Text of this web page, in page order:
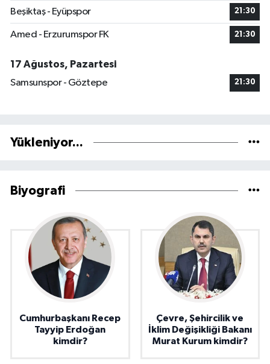
Beşiktaş - Eyüpspor 21:30
Amed - Erzurumspor FK 21:30
17 Ağustos, Pazartesi
Samsunspor - Göztepe
21:30
Yükleniyor...
Biyografi
Cumhurbaşkanı Recep
Tayyip Erdoğan
kimdir?
Çevre, Şehircilik ve
İklim Değişikliği Bakanı
Murat Kurum kimdir?